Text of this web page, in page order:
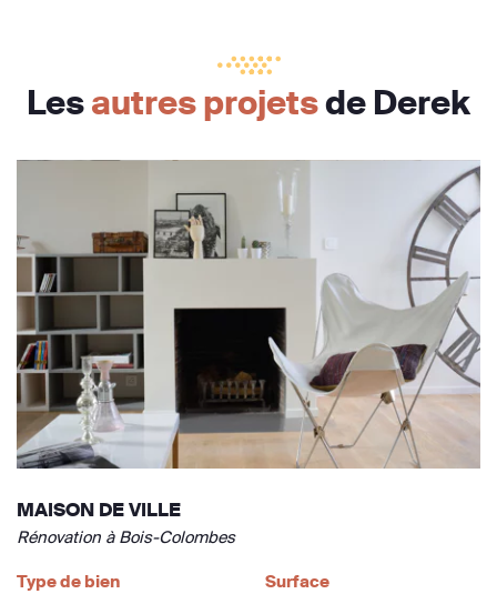
Lesautres projetsde Derek
MAISON DE VILLE
Rénovation à Bois-Colombes
Type de bien
Surface